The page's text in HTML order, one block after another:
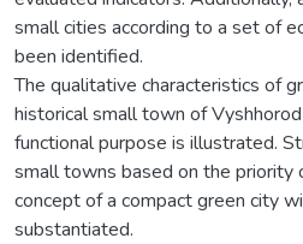
small cities according to a set of
been identified.
The qualitative characteristics of
historical small town of
functional purpose is illustrated.
small towns based on the priority
concept of a compact green city
substantiated.